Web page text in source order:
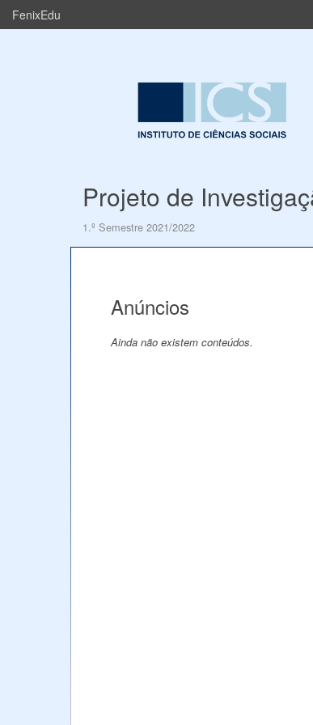
FenixEdu
Projeto de
1.º Semestre 2021/2022
Anúncios
Ainda não existem conteúdos.